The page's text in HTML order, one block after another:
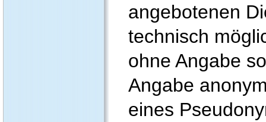
angebotenen
technisch
ohne Angabe
Angabe
eines